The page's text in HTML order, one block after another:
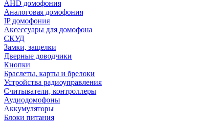
AHD домофония
Аналоговая домофония
IP домофония
Аксессуары для домофона
СКУД
Замки, защелки
Дверные доводчики
Кнопки
Браслеты, карты и брелоки
Устройства радиоуправления
Считыватели, контроллеры
Аудиодомофоны
Аккумуляторы
Блоки питания